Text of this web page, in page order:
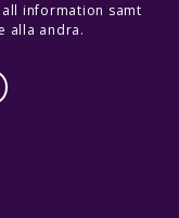
information samt
alla andra.